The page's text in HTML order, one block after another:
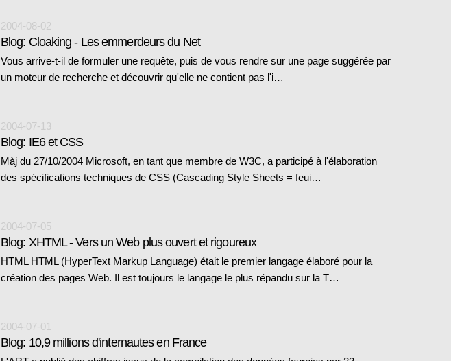
2004-08-02
Blog: Cloaking - Les emmerdeurs du Net
Vous arrive-t-il de formuler une requête, puis de vous rendre sur une page suggérée par
un moteur de recherche et découvrir qu'elle ne contient pas l'i…
2004-07-13
Blog: IE6 et CSS
Màj du 27/10/2004 Microsoft, en tant que membre de W3C, a participé à l'élaboration
des spécifications techniques de CSS (Cascading Style Sheets = feui…
2004-07-05
Blog: XHTML - Vers un Web plus ouvert et rigoureux
HTML HTML (HyperText Markup Language) était le premier langage élaboré pour la
création des pages Web. Il est toujours le langage le plus répandu sur la T…
2004-07-01
Blog: 10,9 millions d'internautes en France